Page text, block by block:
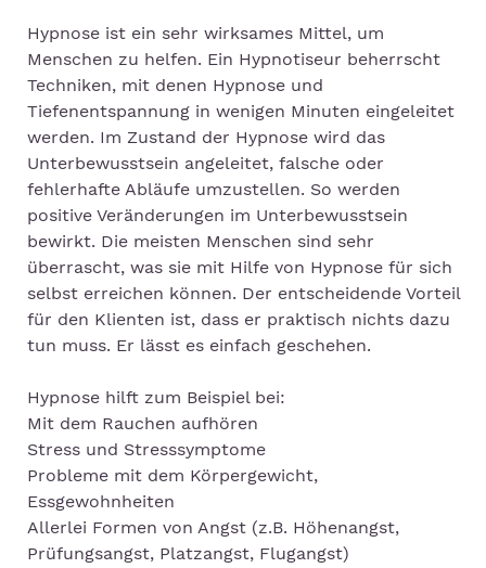
Hypnose ist ein sehr wirksames Mittel, um
Menschen zu helfen. Ein Hypnotiseur beherrscht
Techniken, mit denen Hypnose und
Tiefenentspannung in wenigen Minuten eingeleitet
werden. Im Zustand der Hypnose wird das
Unterbewusstsein angeleitet, falsche oder
fehlerhafte Abläufe umzustellen. So werden
positive Veränderungen im Unterbewusstsein
bewirkt. Die meisten Menschen sind sehr
überrascht, was sie mit Hilfe von Hypnose für sich
selbst erreichen können. Der entscheidende Vorteil
für den Klienten ist, dass er praktisch nichts dazu
tun muss. Er lässt es einfach geschehen.
Hypnose hilft zum Beispiel bei:
Mit dem Rauchen aufhören
Stress und Stresssymptome
Probleme mit dem Körpergewicht,
Essgewohnheiten
Allerlei Formen von Angst (z.B. Höhenangst,
Prüfungsangst, Platzangst, Flugangst)